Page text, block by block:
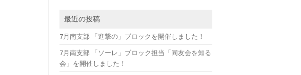
最近の投稿
7月南支部 「進撃の」ブロックを開催しました！
7月南支部 「ソーレ」ブロック担当「同友会を知る
会」を開催しました！